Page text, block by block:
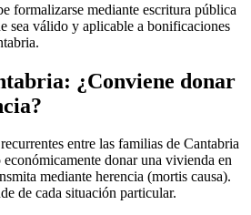
formalizarse mediante escritura pública
sea válido y aplicable a bonificaciones
¿Conviene donar
entre las familias de Cantabria
económicamente donar una vivienda en
mediante herencia (mortis causa).
de cada situación particular.